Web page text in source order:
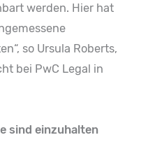
werden. Hier hat
so Ursula Roberts,
bei PwC Legal in
sind einzuhalten